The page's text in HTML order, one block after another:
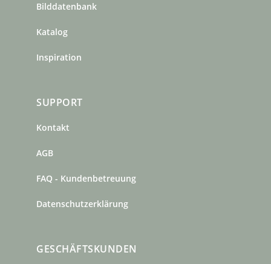
Bilddatenbank
Katalog
Inspiration
SUPPORT
Kontakt
AGB
FAQ - Kundenbetreuung
Datenschutzerklärung
GESCHÄFTSKUNDEN